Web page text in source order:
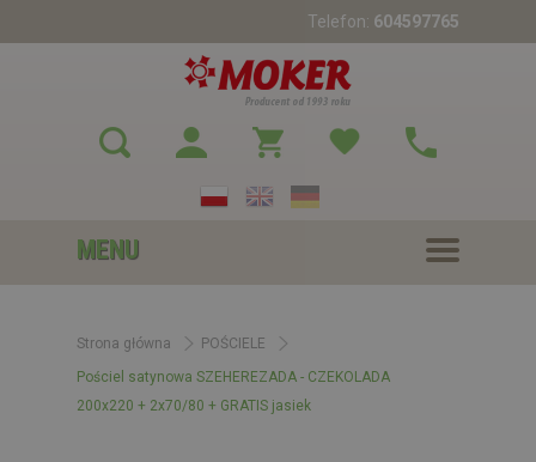
Telefon: 604597765
MENU
Strona główna
POŚCIELE
Pościel satynowa SZEHEREZADA - CZEKOLADA
200x220 + 2x70/80 + GRATIS jasiek